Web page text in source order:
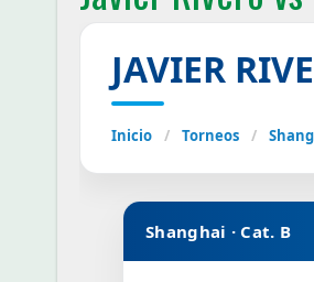
JAVIER
Inicio / Torneos /
Shanghai · Cat. B